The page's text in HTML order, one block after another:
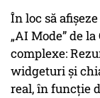
În loc să
„AI Mode” de
complexe:
widgeturi și
real, în funcție